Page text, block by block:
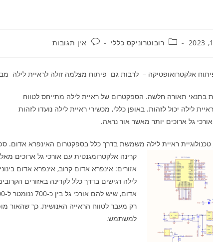
קטגוריה:רובוטרוניקס כללי תגובות:אין תגובות
אלקטרואופטיקה – לרבות גם פיתוח מצלמה זולה לראיית לילה מבוססי חיישני 300
בתנאי תאורה חלשה. הספקטרום של ראיית לילה מתייחס לטווח
לילה יכול לזהות. באופן כללי, מכשירי ראיית לילה נועדו לזהות
גל ארוכים יותר מאשר אור נראה.
טכנולוגיית ראיית לילה משמשת בדרך כלל בספקטרום האינפרא אדום.
קרינה אלקטרומגנטית עם אורכיגל ארוכים
אזורים: אינפרא אדום קרוב, אינפרא אדום
לילה רגישים בדרך כלל לקרינה באזורים
רק מעבר לטווח הראייה האנושית, כך שהאור
למשתמש.